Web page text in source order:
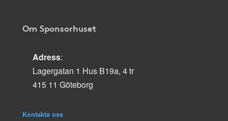
Om Sponsorhuset
Adress:
Lagergatan 1 Hus B19a, 4 tr
415 11 Göteborg
Kontakta oss